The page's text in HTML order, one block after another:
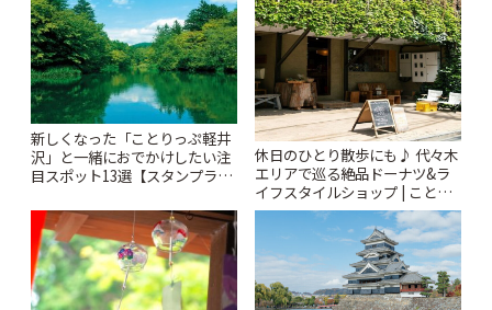
新しくなった「ことりっぷ軽井
沢」と一緒におでかけしたい注
目スポット13選【スタンプラリ
休日のひとり散歩にも♪ 代々木
エリアで巡る絶品ドーナツ&ラ
イフスタイルショップ | ことり
っぷ